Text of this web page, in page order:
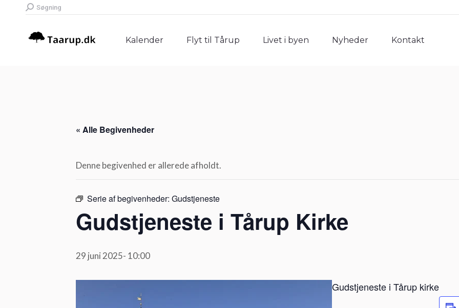
Search:
Søgning
Kalender Flyt til Tårup Livet i byen Nyheder Kontakt
« Alle Begivenheder
Denne begivenhed er allerede afholdt.
Serie af begivenheder: Gudstjeneste
Gudstjeneste i Tårup Kirke
29 juni 2025- 10:00
Gudstjeneste i Tårup kirke
Kalender Flyt til Tårup Livet i byen Nyheder Kontakt